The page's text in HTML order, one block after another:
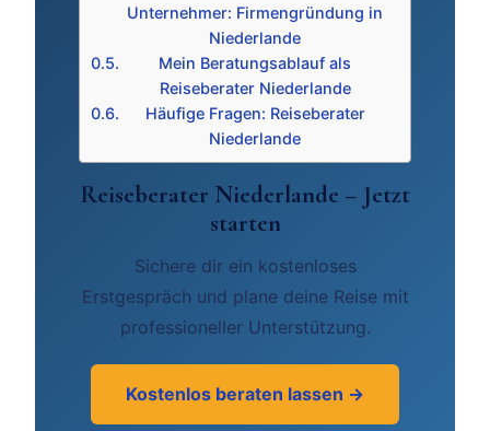
Unternehmer: Firmengründung in
Niederlande
Mein Beratungsablauf als
Reiseberater Niederlande
Häufige Fragen: Reiseberater
Niederlande
Reiseberater Niederlande – Jetzt
starten
Sichere dir ein kostenloses
Erstgespräch und plane deine Reise mit
professioneller Unterstützung.
Kostenlos beraten lassen →